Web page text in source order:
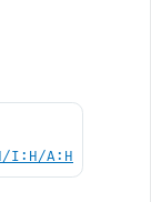
I:H/A:H